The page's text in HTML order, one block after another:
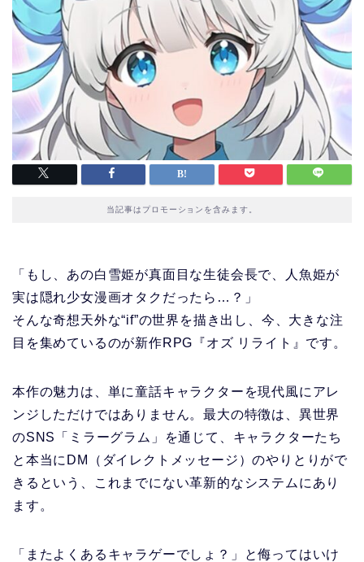
当記事はプロモーションを含みます。
「もし、あの白雪姫が真面目な生徒会長で、人魚姫が
実は隠れ少女漫画オタクだったら…？」
そんな奇想天外な“if”の世界を描き出し、今、大きな注
目を集めているのが新作RPG『オズ リライト』です。
本作の魅力は、単に童話キャラクターを現代風にアレ
ンジしただけではありません。最大の特徴は、異世界
のSNS「ミラーグラム」を通じて、キャラクターたち
と本当にDM（ダイレクトメッセージ）のやりとりがで
きるという、これまでにない革新的なシステムにあり
ます。
「またよくあるキャラゲーでしょ？」と侮ってはいけ